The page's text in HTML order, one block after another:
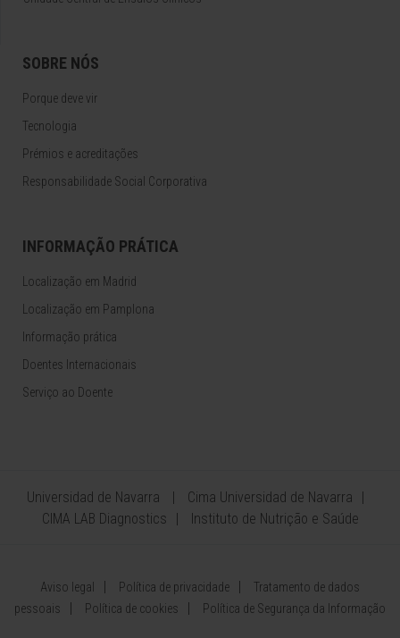
SOBRE NÓS
Porque deve vir
Tecnologia
Prémios e acreditações
Responsabilidade Social Corporativa
INFORMAÇÃO PRÁTICA
Localização em Madrid
Localização em Pamplona
Informação prática
Doentes Internacionais
Serviço ao Doente
Universidad de Navarra
Cima Universidad de Navarra
CIMA LAB Diagnostics
Instituto de Nutrição e Saúde
Aviso legal Política de privacidade
Tratamento de dados
pessoais
Política de cookies Política de Segurança da Informação